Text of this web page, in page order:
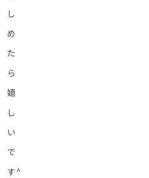
し
め
た
ら
嬉
し
い
で
す^